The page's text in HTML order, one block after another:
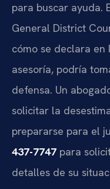
para buscar ayuda.
General District
cómo se declara en
asesoría, podría
defensa. Un
solicitar la
prepararse para el
437-7747 para
detalles de su